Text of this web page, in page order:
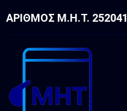
ΑΡΙΘΜΌΣ Μ.Η.Τ. 252041